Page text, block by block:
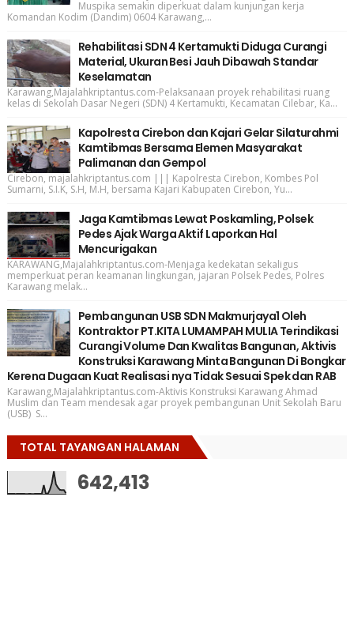
Muspika semakin diperkuat dalam kunjungan kerja
Komandan Kodim (Dandim) 0604 Karawang,...
Rehabilitasi SDN 4 Kertamukti Diduga Curangi
Material, Ukuran Besi Jauh Dibawah Standar
Keselamatan
Karawang,Majalahkriptantus.com-Pelaksanaan proyek rehabilitasi ruang
kelas di Sekolah Dasar Negeri (SDN) 4 Kertamukti, Kecamatan Cilebar, Ka...
Kapolresta Cirebon dan Kajari Gelar Silaturahmi
Kamtibmas Bersama Elemen Masyarakat
Palimanan dan Gempol
Cirebon, majalahkriptantus.com ||| Kapolresta Cirebon, Kombes Pol
Sumarni, S.I.K, S.H, M.H, bersama Kajari Kabupaten Cirebon, Yu...
Jaga Kamtibmas Lewat Poskamling, Polsek
Pedes Ajak Warga Aktif Laporkan Hal
Mencurigakan
KARAWANG,Majalahkriptantus.com-Menjaga kedekatan sekaligus
memperkuat peran keamanan lingkungan, jajaran Polsek Pedes, Polres
Karawang melak...
Pembangunan USB SDN Makmurjaya1 Oleh
Kontraktor PT.KITA LUMAMPAH MULIA Terindikasi
Curangi Volume Dan Kwalitas Bangunan, Aktivis
Konstruksi Karawang Minta Bangunan Di Bongkar
Kerena Dugaan Kuat Realisasi nya Tidak Sesuai Spek dan RAB
Karawang,Majalahkriptantus.com-Aktivis Konstruksi Karawang Ahmad
Muslim dan Team mendesak agar proyek pembangunan Unit Sekolah Baru
(USB) S...
TOTAL TAYANGAN HALAMAN
642,413